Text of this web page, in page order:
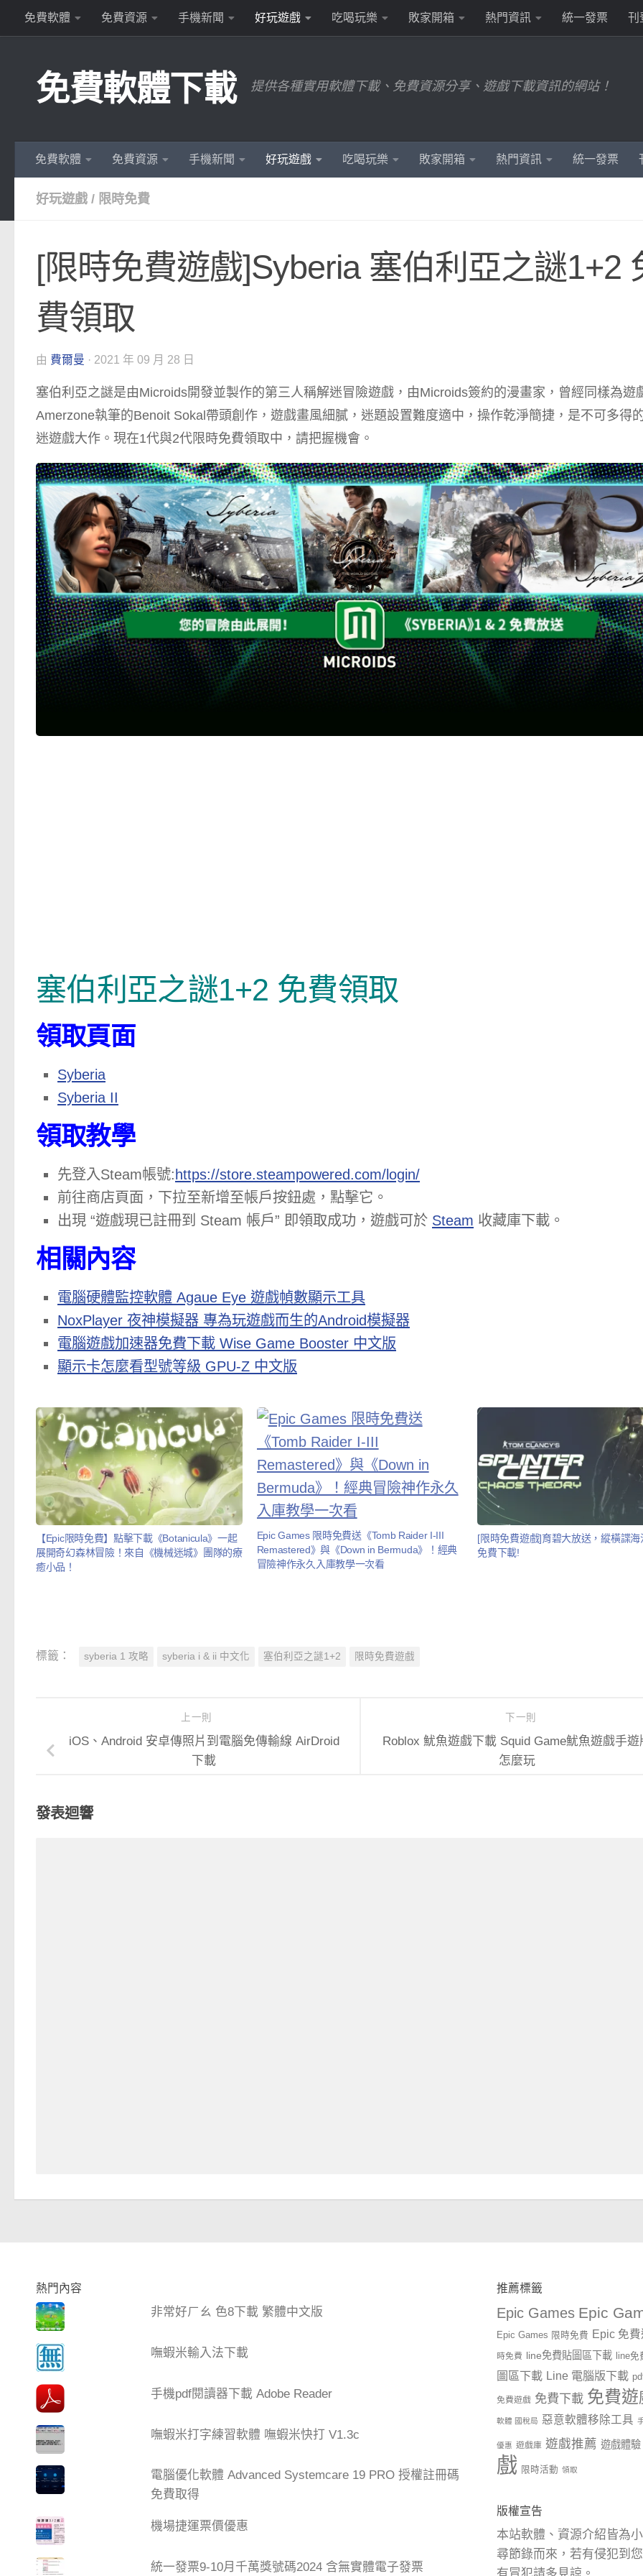
Skip to content
免費軟體 免費資源 手機新聞 好玩遊戲 吃喝玩樂 敗家開箱 熱門資訊 統一發票 刊
免費軟體下載 提供各種實用軟體下載、免費資源分享、遊戲下載資訊的網站！
免費軟體 免費資源 手機新聞 好玩遊戲 吃喝玩樂 敗家開箱 熱門資訊 統一發票
好玩遊戲 / 限時免費
[限時免費遊戲]Syberia 塞伯利亞之謎1+2
費領取
由 費爾曼 · 2021 年 09 月 28 日
塞伯利亞之謎是由Microids開發並製作的第三人稱解迷冒險遊戲，由Microids簽約的漫畫家，曾經同樣為遊
Amerzone執筆的Benoit Sokal帶頭創作，遊戲畫風細膩，迷題設置難度適中，操作乾淨簡捷，是不可多得
迷遊戲大作。現在1代與2代限時免費領取中，請把握機會。
塞伯利亞之謎1+2 免費領取
領取頁面
Syberia
Syberia II
領取教學
先登入Steam帳號: https://store.steampowered.com/login/
前往商店頁面，下拉至新增至帳戶按鈕處，點擊它。
出現 “遊戲現已註冊到 Steam 帳戶” 即領取成功，遊戲可於 Steam 收藏庫下載。
相關內容
電腦硬體監控軟體 Agaue Eye 遊戲幀數顯示工具
NoxPlayer 夜神模擬器 專為玩遊戲而生的Android模擬器
電腦遊戲加速器免費下載 Wise Game Booster 中文版
顯示卡怎麼看型號等級 GPU-Z 中文版
【Epic限時免費】點擊下載《Botanicula》一起
展開奇幻森林冒險！來自《機械迷城》團隊的療
癒小品！
Epic Games 限時免費送《Tomb Raider I-III
Remastered》與《Down in Bermuda》！經典
冒險神作永久入庫教學一次看
[限時免費遊戲]育碧大放送，縱橫諜海
免費下載!
標籤： syberia 1 攻略 syberia i & ii 中文化 塞伯利亞之謎1+2 限時免費遊戲
下一則
Roblox 魷魚遊戲下載 Squid Game魷魚遊戲手遊
怎麼玩
上一則
iOS、Android 安卓傳照片到電腦免傳輸線 AirDroid
下載
發表迴響
熱門內容
非常好ㄏㄠ 色8下載 繁體中文版
嘸蝦米輸入法下載
手機pdf閱讀器下載 Adobe Reader
嘸蝦米打字練習軟體 嘸蝦米快打 V1.3c
電腦優化軟體 Advanced Systemcare 19 PRO 授權註冊碼
免費取得
機場捷運票價優惠
統一發票9-10月千萬獎號碼2024 含無實體電子發票
推薦標籤
Epic Games Epic
Epic Games 限時免費 Epic 免
時免費 line免費貼圖區下載 line
圖區下載 Line 電腦版下載
免費遊戲 免費下載 免費遊
軟體 國稅局 惡意軟體移除工具
優惠 遊戲庫 遊戲推薦 遊戲體驗
戲 限時活動 領取
版權宣告
本站軟體、資源介紹皆為
尋節錄而來，若有侵犯到